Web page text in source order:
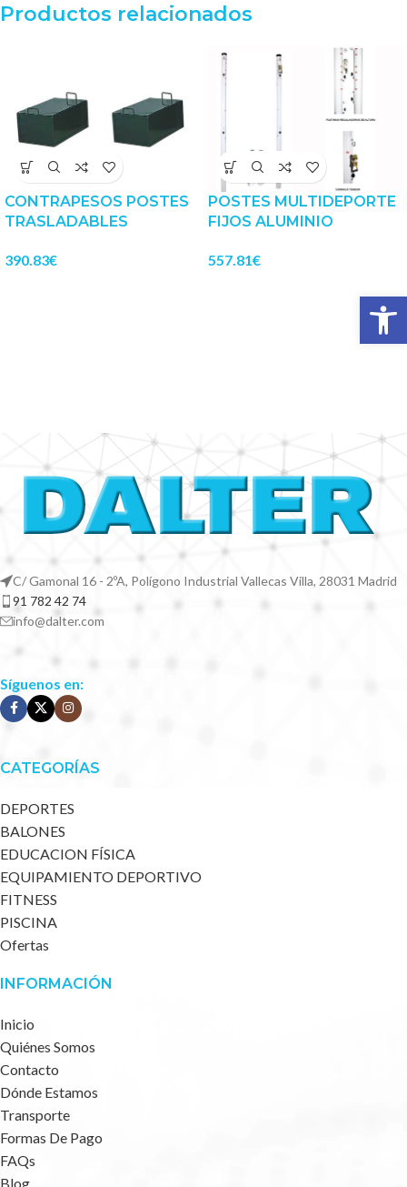
Productos relacionados
CONTRAPESOS POSTES
TRASLADABLES
390.83€
POSTES MULTIDEPORTE
FIJOS ALUMINIO
557.81€
C/ Gamonal 16 - 2ºA, Polígono Industrial Vallecas Villa, 28031 Madrid
91 782 42 74
info@dalter.com
Síguenos en:
CATEGORÍAS
DEPORTES
BALONES
EDUCACION FÍSICA
EQUIPAMIENTO DEPORTIVO
FITNESS
PISCINA
Ofertas
INFORMACIÓN
Inicio
Quiénes Somos
Contacto
Dónde Estamos
Transporte
Formas De Pago
FAQs
Blog
Abrir